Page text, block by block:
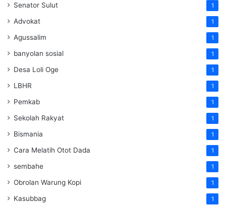
Senator Sulut 1
Advokat 1
Agussalim 1
banyolan sosial 1
Desa Loli Oge 1
LBHR 1
Pemkab 1
Sekolah Rakyat 1
Bismania 1
Cara Melatih Otot Dada 1
sembahe 1
Obrolan Warung Kopi 1
Kasubbag 1